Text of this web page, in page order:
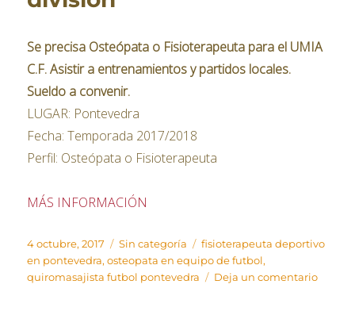
Se precisa Osteópata o Fisioterapeuta para el UMIA
C.F. Asistir a entrenamientos y partidos locales.
Sueldo a convenir.
LUGAR: Pontevedra
Fecha: Temporada 2017/2018
Perfil: Osteópata o Fisioterapeuta
MÁS INFORMACIÓN
Publicado
el
4 octubre, 2017 Categorías
Sin categoría Etiquetas
fisioterapeuta deportivo
en pontevedra,osteopata en equipo de futbol,
quiromasajista futbol pontevedra
Deja un comentarioen